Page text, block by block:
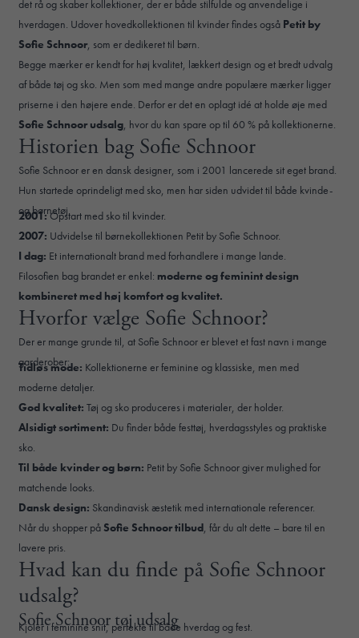
det rå og skaber kollektioner, der er både stilfulde og anvendelige i
hverdagen. Udover hovedkollektionen til kvinder findes også Petit by
Sofie Schnoor, som er dedikeret til børn.
Begge mærker er kendt for høj kvalitet, lækkert design og et bredt udvalg
af både tøj og sko. Men som med mange andre populære mærker ligger
priserne i den højere ende. Derfor er det en oplagt idé at holde øje med
Sofie Schnoor udsalg, hvor du kan spare op til 60 % på kollektionerne.
Historien bag Sofie Schnoor
Sofie Schnoor er en dansk designer, som i 2001 lancerede sit eget brand.
Hun startede oprindeligt med sko, men har siden udvidet til både kvinde-
og børnetøj.
2001:Opstart med sko til kvinder.
2007: Udvidelse til børnekollektionen Petit by Sofie Schnoor.
I dag: Et internationalt brand med forhandlere i mange lande.
Filosofien bag brandet er enkel: moderne og feminint design
kombineret med høj komfort og kvalitet.
Hvorfor vælge Sofie Schnoor?
Der er mange grunde til, at Sofie Schnoor er blevet et fast navn i mange
garderober:
Tidløs mode: Kollektionerne er feminine og klassiske, men med
moderne detaljer.
God kvalitet: Tøj og sko produceres i materialer, der holder.
Alsidigt sortiment: Du finder både festtøj, hverdagsstyles og praktiske
sko.
Til både kvinder og børn: Petit by Sofie Schnoor giver mulighed for
matchende looks.
Dansk design: Skandinavisk æstetik med internationale referencer.
Når du shopper påSofie Schnoor tilbud, får du alt dette – bare til en
lavere pris.
Hvad kan du finde på Sofie Schnoor
udsalg?
Sofie Schnoor tøj udsalg
Kjoler i feminine snit, perfekte til både hverdag og fest.